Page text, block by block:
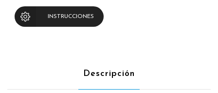
INSTRUCCIONES
Descripción